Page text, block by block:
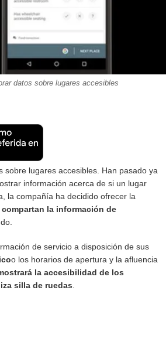
datos sobre lugares accesibles
lugares accesibles. Han pasado ya
información acerca de si un lugar
la compañía ha decidido ofrecer la
compartan la información de
de servicio a disposición de sus
o los horarios de apertura y la afluencia
la accesibilidad de los
silla de ruedas